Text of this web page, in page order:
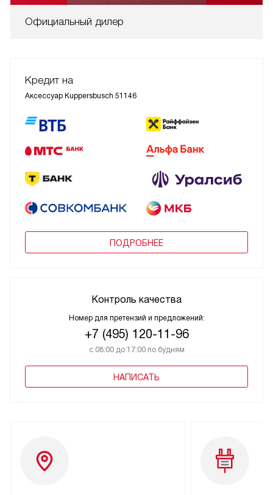
Официальный дилер
Кредит на
Аксессуар Kuppersbusch 51146
ПОДРОБНЕЕ
Контроль качества
Номер для претензий и предложений:
+7 (495) 120-11-96
с 08:00 до 17:00 по будням
НАПИСАТЬ